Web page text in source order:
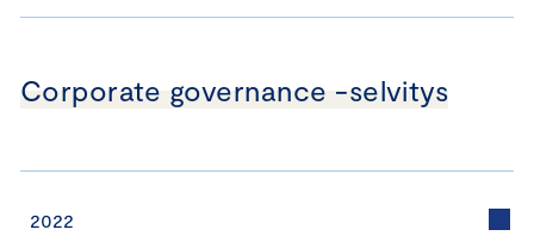
Corporate governance -selvitys
2022